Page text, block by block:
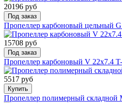
20196 руб
Под заказ
Пропеллер карбоновый цельный
15708 руб
Под заказ
Пропеллер карбоновый V 22x7.4
5517 руб
Купить
Пропеллер полимерный складной